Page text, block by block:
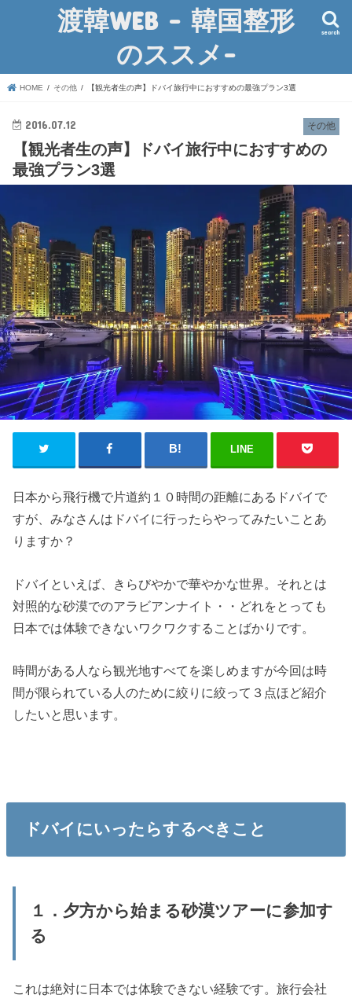
渡韓WEB – 韓国整形
のススメ-
search
HOME その他 【観光者生の声】ドバイ旅行中におすすめの最強プラン3選
その他
2016.07.12
【観光者生の声】ドバイ旅行中におすすめの
最強プラン3選
LINE
日本から飛行機で片道約１０時間の距離にあるドバイで
すが、みなさんはドバイに行ったらやってみたいことあ
りますか？
ドバイといえば、きらびやかで華やかな世界。それとは
対照的な砂漠でのアラビアンナイト・・どれをとっても
日本では体験できないワクワクすることばかりです。
時間がある人なら観光地すべてを楽しめますが今回は時
間が限られている人のために絞りに絞って３点ほど紹介
したいと思います。
ドバイにいったらするべきこと
１．夕方から始まる砂漠ツアーに参加す
る
これは絶対に日本では体験できない経験です。旅行会社